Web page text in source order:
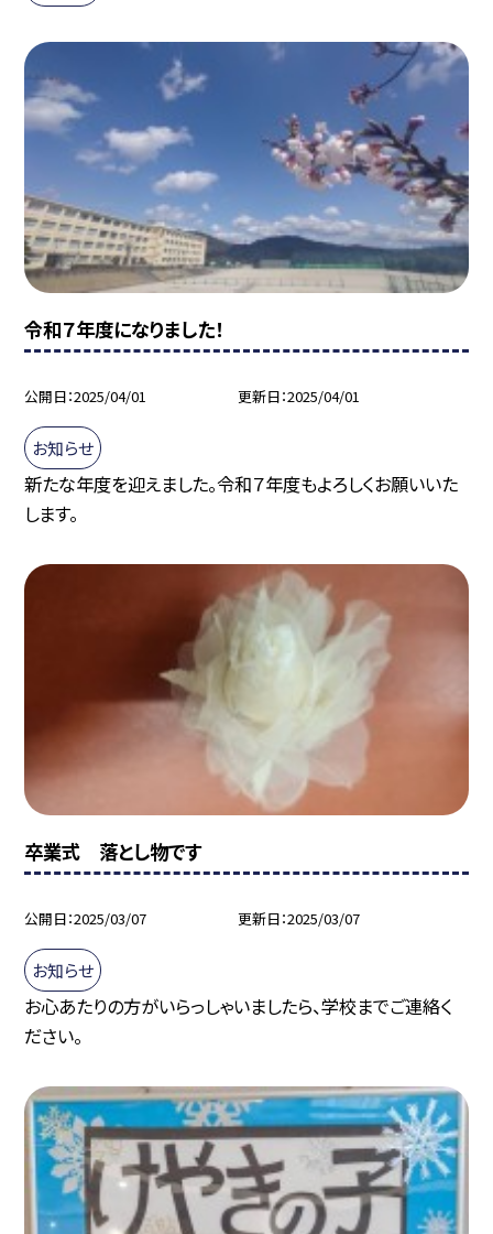
令和７年度になりました！
公開日 2025/04/01 更新日 2025/04/01
お知らせ
新たな年度を迎えました。令和７年度もよろしくお願いいた
します。
卒業式 落とし物です
公開日 2025/03/07 更新日 2025/03/07
お知らせ
お心あたりの方がいらっしゃいましたら、学校までご連絡く
ださい。